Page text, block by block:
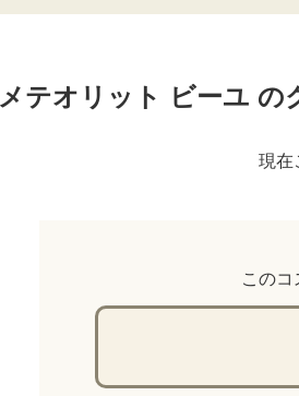
メテオリット ビーユ の
現在
この